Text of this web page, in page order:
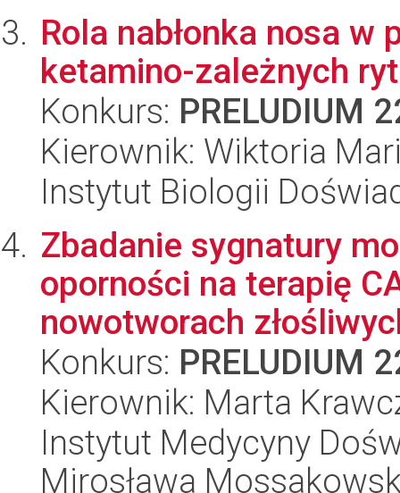
Rola nabłonka nosa w
ketamino-zależnych
Konkurs: PRELUDIUM
Kierownik: Wiktoria
Instytut Biologii
Zbadanie sygnatury
oporności na terapię
nowotworach
Konkurs: PRELUDIUM
Kierownik: Marta
Instytut Medycyny
Mirosława